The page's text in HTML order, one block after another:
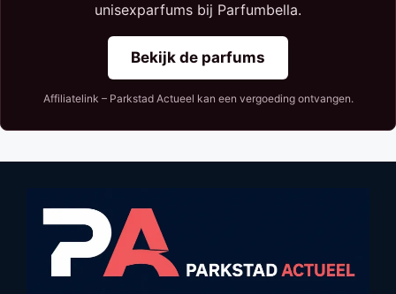
unisexparfums bij Parfumbella.
Bekijk de parfums
Affiliatelink – Parkstad Actueel kan een vergoeding ontvangen.